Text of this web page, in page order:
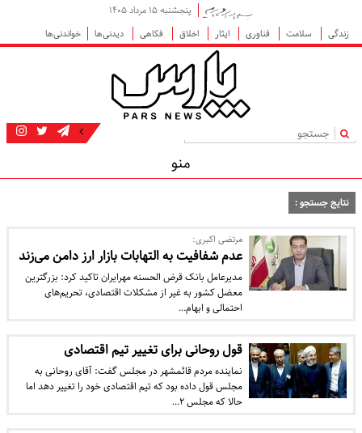
پنجشنبه ۱۵ مرداد ۱۴۰۵
زندگی
سلامت فناوری ایثار اخلاق فکاهی دیدنی‌ها خواندنی‌ها
|
منو
نتایج جستجو :
مرتضی اکبری:
عدم شفافیت به التهابات بازار ارز دامن می‌زند
مدیرعامل بانک قرض الحسنه مهرایران تاکید کرد: بزرگترین
معضل کشور به غیر از مشکلات اقتصادی، تحریم‌های
احتمالی و ابهام…
قول روحانی برای تغییر تیم اقتصادی
نماینده مردم قائمشهر در مجلس گفت: آقای روحانی به
مجلس قول داده بود که تیم اقتصادی خود را تغییر دهد اما
حالا که مجلس ۲…